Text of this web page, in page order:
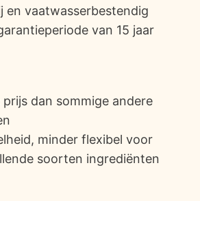
en vaatwasserbestendig
van 15 jaar
prijs dan sommige andere
minder flexibel voor
soorten ingrediënten